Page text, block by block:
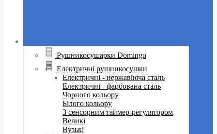
Рушникосушарки Domingo
Електричні рушникосушки
Електричні - нержавіюча сталь
Електричні - фарбована сталь
Чорного кольору
Білого кольору
З сенсорним таймер-регулятором
Великі
Вузькі